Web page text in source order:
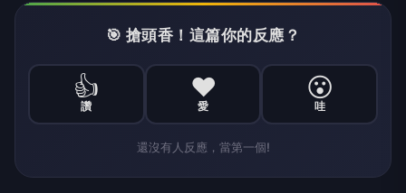
🎯 搶頭香！這篇你的反應？
👍
讚
❤️
愛
😮
哇
還沒有人反應，當第一個!